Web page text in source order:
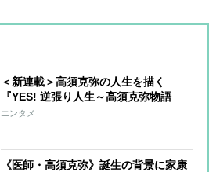
＜新連載＞高須克弥の人生を描く
『YES! 逆張り人生～高須克弥物語
～』【第1話前編】読めば悩みが全て
エンタメ
《医師・高須克弥》誕生の背景に家康